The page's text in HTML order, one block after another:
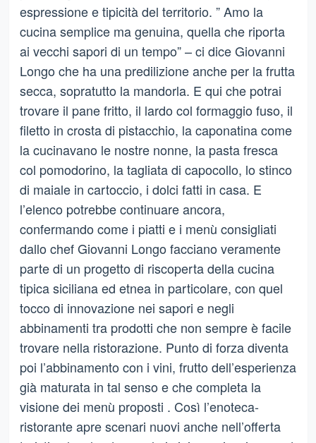
espressione e tipicità del territorio. ” Amo la
cucina semplice ma genuina, quella che riporta
ai vecchi sapori di un tempo” – ci dice Giovanni
Longo che ha una predilizione anche per la frutta
secca, sopratutto la mandorla. E qui che potrai
trovare il pane fritto, il lardo col formaggio fuso, il
filetto in crosta di pistacchio, la caponatina come
la cucinavano le nostre nonne, la pasta fresca
col pomodorino, la tagliata di capocollo, lo stinco
di maiale in cartoccio, i dolci fatti in casa. E
l’elenco potrebbe continuare ancora,
confermando come i piatti e i menù consigliati
dallo chef Giovanni Longo facciano veramente
parte di un progetto di riscoperta della cucina
tipica siciliana ed etnea in particolare, con quel
tocco di innovazione nei sapori e negli
abbinamenti tra prodotti che non sempre è facile
trovare nella ristorazione. Punto di forza diventa
poi l’abbinamento con i vini, frutto dell’esperienza
già maturata in tal senso e che completa la
visione dei menù proposti . Così l’enoteca-
ristorante apre scenari nuovi anche nell’offerta